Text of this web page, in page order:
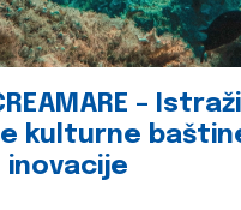
–
kulturne